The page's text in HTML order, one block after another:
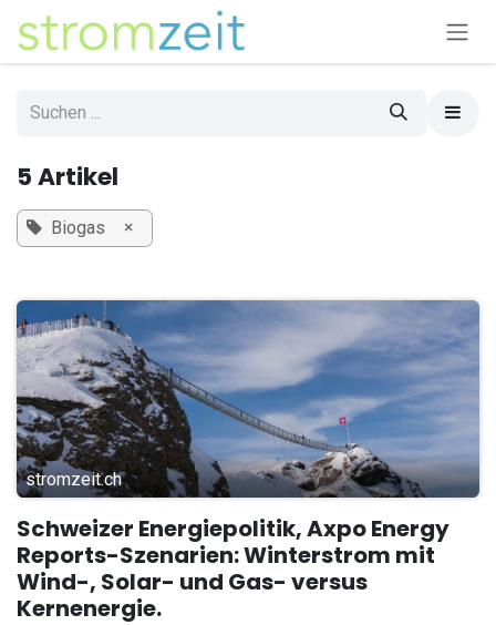
Zum Inhalt springen
5 Artikel
Biogas ×
stromzeit.ch
Schweizer Energiepolitik, Axpo Energy
Reports-Szenarien: Winterstrom mit
Wind-, Solar- und Gas- versus
Kernenergie.